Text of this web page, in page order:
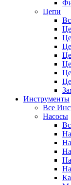
Цепи
Инструменты
Все
Насосы